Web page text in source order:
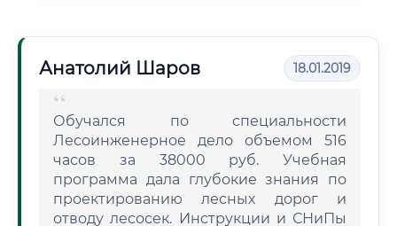
Анатолий Шаров 18.01.2019
Обучался по специальности
Лесоинженерное дело объемом 516
часов за 38000 руб. Учебная
программа дала глубокие знания по
проектированию лесных дорог и
отводу лесосек. Инструкции и СНиПы